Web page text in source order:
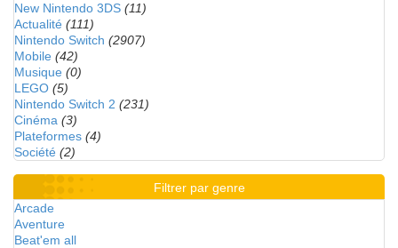
New Nintendo 3DS (11)
Actualité (111)
Nintendo Switch (2907)
Mobile (42)
Musique (0)
LEGO (5)
Nintendo Switch 2 (231)
Cinéma (3)
Plateformes (4)
Société (2)
Filtrer par genre
Arcade
Aventure
Beat'em all